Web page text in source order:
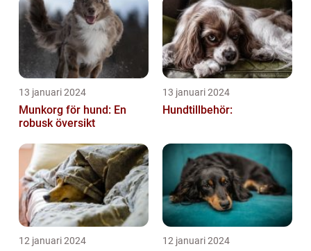
13 januari 2024
Munkorg för hund: En
robusk översikt
13 januari 2024
Hundtillbehör:
12 januari 2024 12 januari 2024